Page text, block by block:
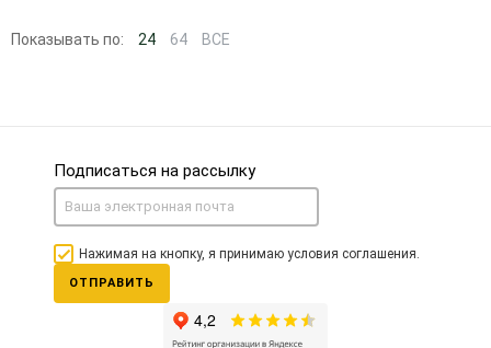
Показывать по: 24 64 ВСЕ
Подписаться на рассылку
Нажимая на кнопку, я принимаю условия соглашения.
ОТПРАВИТЬ